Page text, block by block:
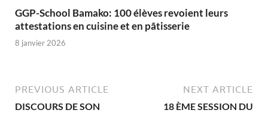
GGP-School Bamako: 100 élèves revoient leurs
attestations en cuisine et en pâtisserie
8 janvier 2026
PREVIOUS ARTICLE
DISCOURS DE SON
NEXT ARTICLE
18 ÈME SESSION DU